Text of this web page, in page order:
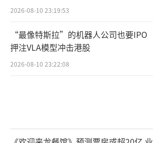
2026-08-10 23:19:53
“最像特斯拉”的机器人公司也要IPO
押注VLA模型冲击港股
2026-08-10 23:22:08